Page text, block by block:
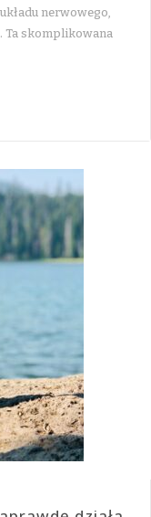
nerwowego,
Ta skomplikowana